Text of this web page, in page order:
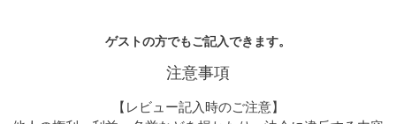
ゲストの方でもご記入できます。
注意事項
【レビュー記入時のご注意】